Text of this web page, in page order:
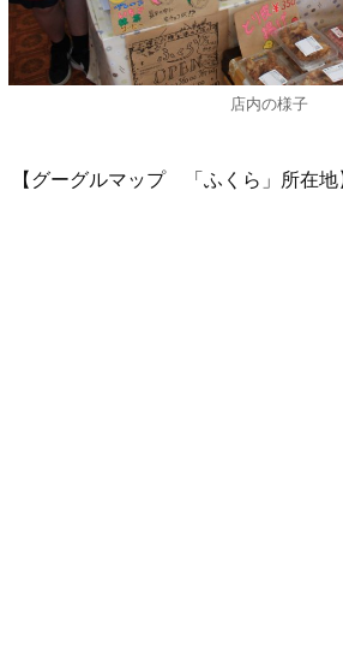
店内の様子
【グーグルマップ 「ふくら」所在地